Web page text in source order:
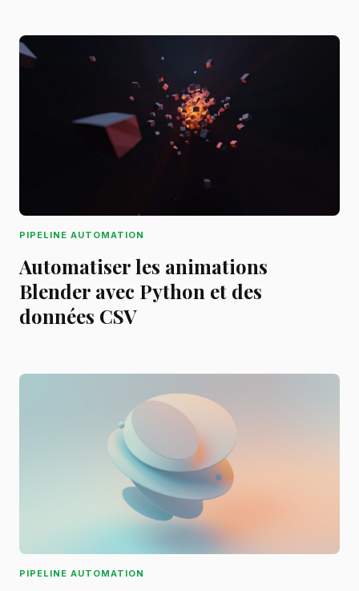
PIPELINE AUTOMATION
Automatiser les animations
Blender avec Python et des
données CSV
PIPELINE AUTOMATION